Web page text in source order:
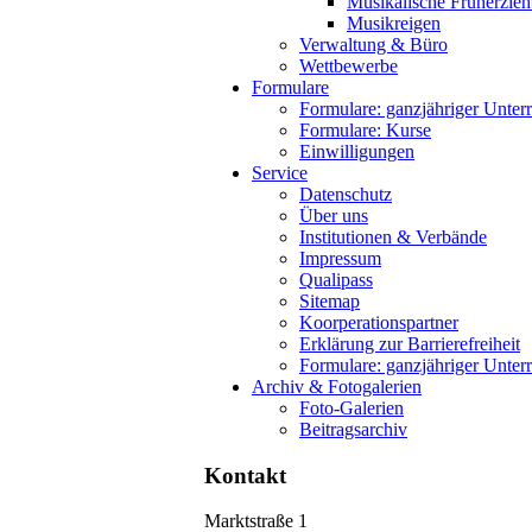
Musikreigen
Verwaltung & Büro
Wettbewerbe
Formulare
Formulare: ganzjähriger
Formulare: Kurse
Einwilligungen
Service
Datenschutz
Über uns
Institutionen & Verbände
Impressum
Qualipass
Sitemap
Koorperationspartner
Erklärung zur Barrierefreiheit
Formulare: ganzjähriger
Archiv & Fotogalerien
Foto-Galerien
Beitragsarchiv
Kontakt
Marktstraße 1